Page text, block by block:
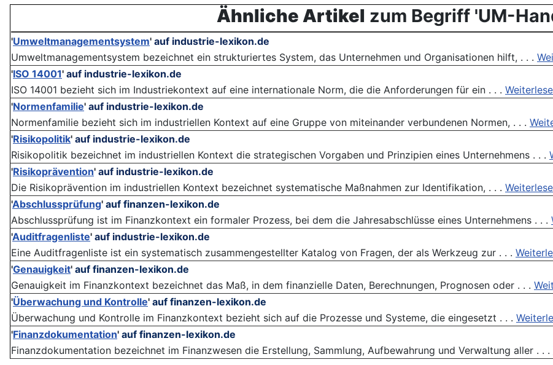
Ähnliche Artikel zum Begriff 'UM-
'Umweltmanagementsystem' auf industrie-lexikon.de
Umweltmanagementsystem bezeichnet ein strukturiertes System, das Unternehmen und Organisationen hilft, . . .
'ISO 14001' auf industrie-lexikon.de
ISO 14001 bezieht sich im Industriekontext auf eine internationale Norm, die die Anforderungen für ein . . .
'Normenfamilie' auf industrie-lexikon.de
Normenfamilie bezieht sich im industriellen Kontext auf eine Gruppe von miteinander verbundenen Normen, . . .
'Risikopolitik' auf industrie-lexikon.de
Risikopolitik bezeichnet im industriellen Kontext die strategischen Vorgaben und Prinzipien eines Unternehmens . . .
'Risikoprävention' auf industrie-lexikon.de
Die Risikoprävention im industriellen Kontext bezeichnet systematische Maßnahmen zur Identifikation, . . .
'Abschlussprüfung' auf finanzen-lexikon.de
Abschlussprüfung ist im Finanzkontext ein formaler Prozess, bei dem die Jahresabschlüsse eines Unternehmens . . .
'Auditfragenliste' auf industrie-lexikon.de
Eine Auditfragenliste ist ein systematisch zusammengestellter Katalog von Fragen, der als Werkzeug zur . . .
'Genauigkeit' auf finanzen-lexikon.de
Genauigkeit im Finanzkontext bezeichnet das Maß, in dem finanzielle Daten, Berechnungen, Prognosen oder . . .
'Überwachung und Kontrolle' auf finanzen-lexikon.de
Überwachung und Kontrolle im Finanzkontext bezieht sich auf die Prozesse und Systeme, die eingesetzt . . .
'Finanzdokumentation' auf finanzen-lexikon.de
Finanzdokumentation bezeichnet im Finanzwesen die Erstellung, Sammlung, Aufbewahrung und Verwaltung aller . . .